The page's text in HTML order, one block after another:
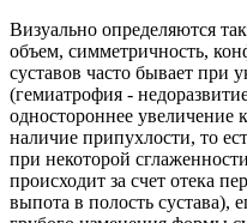
Визуально определяются
объем, симметричность,
суставов часто бывает при
(гемиатрофия -
одностороннее увеличение
наличие припухлости, то
при некоторой
происходит за счет отека
выпота в полость сустава),